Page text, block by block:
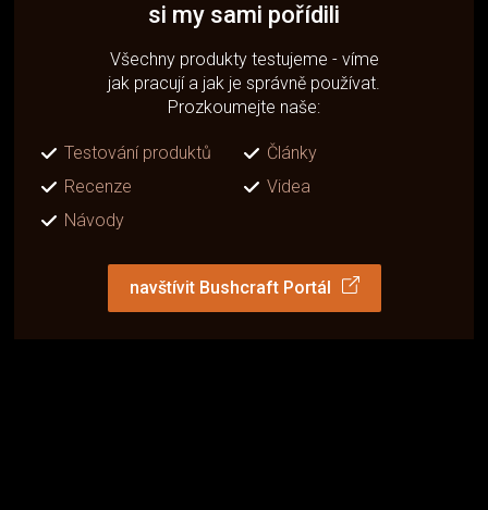
si my sami pořídili
Všechny produkty testujeme - víme
jak pracují a jak je správně používat.
Prozkoumejte naše:
Testování produktů
Články
Recenze
Videa
Návody
navštívit Bushcraft Portál